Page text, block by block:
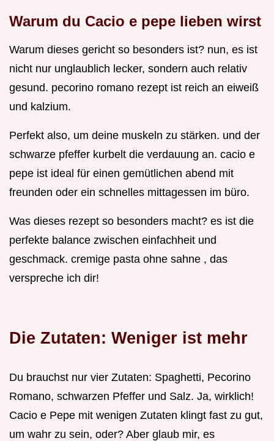
Warum du Cacio e pepe lieben wirst
Warum dieses gericht so besonders ist? nun, es ist
nicht nur unglaublich lecker, sondern auch relativ
gesund. pecorino romano rezept ist reich an eiweiß
und kalzium.
Perfekt also, um deine muskeln zu stärken. und der
schwarze pfeffer kurbelt die verdauung an. cacio e
pepe ist ideal für einen gemütlichen abend mit
freunden oder ein schnelles mittagessen im büro.
Was dieses rezept so besonders macht? es ist die
perfekte balance zwischen einfachheit und
geschmack. cremige pasta ohne sahne , das
verspreche ich dir!
Die Zutaten: Weniger ist mehr
Du brauchst nur vier Zutaten: Spaghetti, Pecorino
Romano, schwarzen Pfeffer und Salz. Ja, wirklich!
Cacio e Pepe mit wenigen Zutaten klingt fast zu gut,
um wahr zu sein, oder? Aber glaub mir, es